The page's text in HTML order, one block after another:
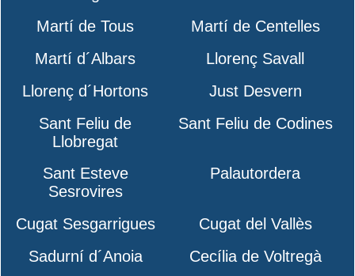
Martí de Tous
Martí de Centelles
Martí d´Albars
Llorenç Savall
Llorenç d´Hortons
Just Desvern
Sant Feliu de
Llobregat
Sant Feliu de Codines
Sant Esteve
Sesrovires
Palautordera
Cugat Sesgarrigues
Cugat del Vallès
Sadurní d´Anoia
Cecília de Voltregà